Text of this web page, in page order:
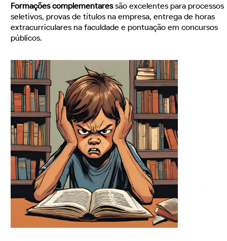
Formações complementaressão excelentes para processos
seletivos, provas de títulos na empresa, entrega de horas
extracurriculares na faculdade e pontuação em concursos
públicos.